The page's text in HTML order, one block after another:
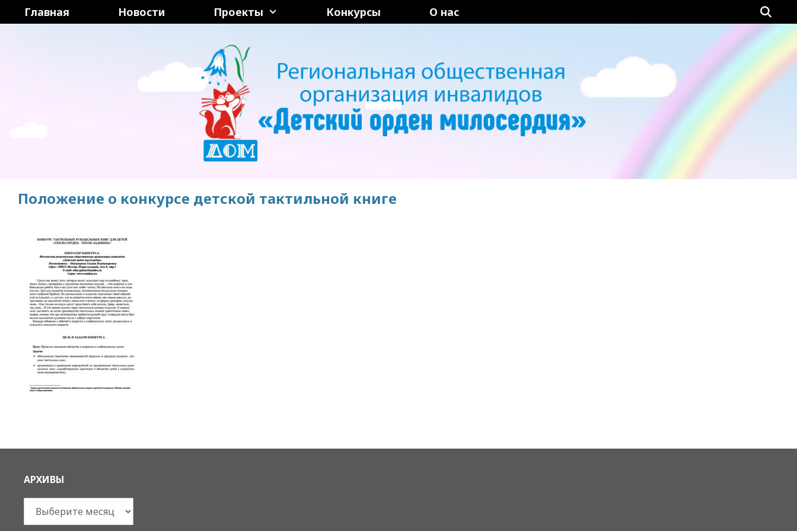
Перейти
к
Главная Новости Проекты Конкурсы О нас
Положение о конкурсе детской тактильной книге
АРХИВЫ
Архивы